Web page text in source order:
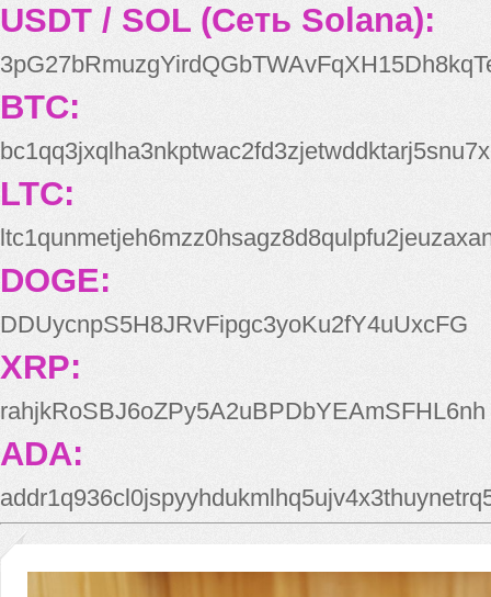
USDT / SOL (Сеть Solana):
BTC:
bc1qq3jxqlha3nkptwac2fd3zjetwddktarj5snu7x
LTC:
DOGE:
DDUycnpS5H8JRvFipgc3yoKu2fY4uUxcFG
XRP:
rahjkRoSBJ6oZPy5A2uBPDbYEAmSFHL6nh
ADA: